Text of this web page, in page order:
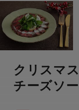
クリスマ
チーズソ